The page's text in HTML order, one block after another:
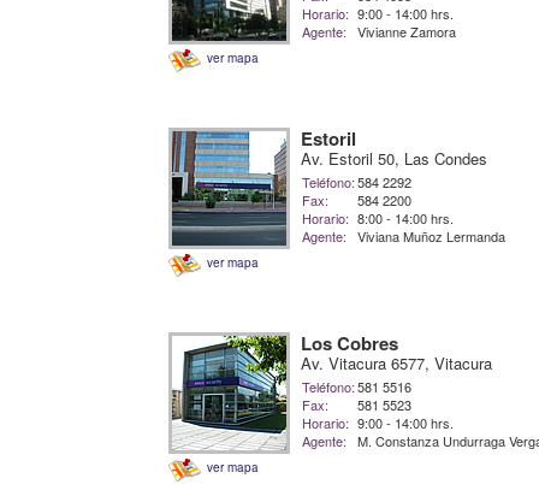
ver mapa
Horario: 9:00 - 14:00 hrs.
Agente:
Vivianne Zamora
ver mapa
Estoril
Av. Estoril 50, Las Condes
Teléfono:584 2292
Fax:
584 2200
Horario: 8:00 - 14:00 hrs.
Agente:
Viviana Muñoz Lermanda
ver mapa
Los Cobres
Av. Vitacura 6577, Vitacura
Teléfono:581 5516
Fax:
581 5523
Horario: 9:00 - 14:00 hrs.
Agente:
M. Constanza Undurraga